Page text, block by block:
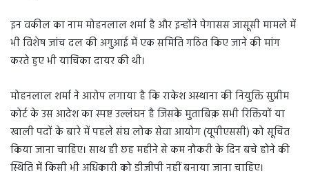
इन वकील का नाम मोहनलाल शर्मा है और इन्होंने पेगासस जासूसी मामले में
भी विशेष जांच दल की अगुआई में एक समिति गठित किए जाने की मांग
करते हुए भी याचिका दायर की थी।
मोहनलाल शर्मा ने आरोप लगाया है कि राकेश अस्थाना की नियुक्ति सुप्रीम
कोर्ट के उस आदेश का स्पष्ट उल्लंघन है जिसके मुताबिक़ सभी रिक्तियों या
खाली पदों के बारे में पहले संघ लोक सेवा आयोग (यूपीएससी) को सूचित
किया जाना चाहिए। साथ ही छह महीने से कम नौकरी के दिन बचे होने की
स्थिति में किसी भी अधिकारी को डीजीपी नहीं बनाया जाना चाहिए।